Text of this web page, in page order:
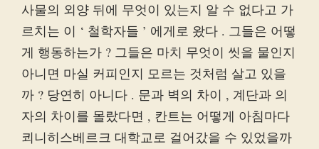
사물의 외양 뒤에 무엇이 있는지 알 수 없다고 가
르치는 이 ‘ 철학자들 ’ 에게로 왔다 . 그들은 어떻
게 행동하는가 ? 그들은 마치 무엇이 씻을 물인지
아니면 마실 커피인지 모르는 것처럼 살고 있을
까 ? 당연히 아니다 . 문과 벽의 차이 , 계단과 의
자의 차이를 몰랐다면 , 칸트는 어떻게 아침마다
쾨니히스베르크 대학교로 걸어갔을 수 있었을까